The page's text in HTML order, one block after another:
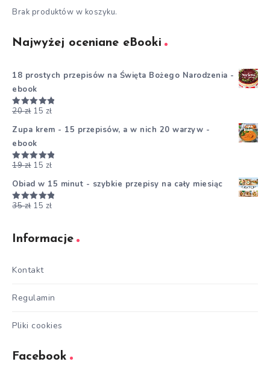
Brak produktów w koszyku.
Najwyżej oceniane eBooki
18 prostych przepisów na Święta Bożego Narodzenia -
ebook
Oceniono
20zł 15 zł
Zupa krem - 15 przepisów, a w nich 20 warzyw -
ebook
Oceniono
19zł 15 zł
Obiad w 15 minut - szybkie przepisy na cały miesiąc
Oceniono
35zł 15 zł
Informacje
Kontakt
Regulamin
Pliki cookies
Facebook